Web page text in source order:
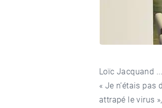
Loïc Jacquand
« Je n’étais pas
attrapé le virus